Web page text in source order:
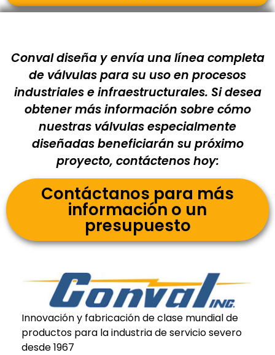
Conval diseña y envía una línea completa
de válvulas para su uso en procesos
industriales e infraestructurales. Si desea
obtener más información sobre cómo
nuestras válvulas especialmente
diseñadas beneficiarán su próximo
proyecto, contáctenos hoy:
Contáctanos para más
información o un
presupuesto
Innovación y fabricación de clase mundial de
productos para la industria de servicio severo
desde 1967